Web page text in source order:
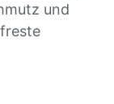
und